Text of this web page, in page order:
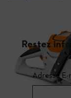
Restez
Adresse E-